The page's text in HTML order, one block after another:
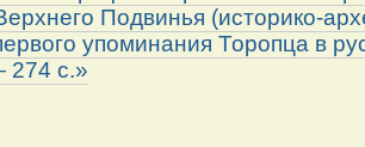
Подвинья (историко-
упоминания Торопца в
с.»